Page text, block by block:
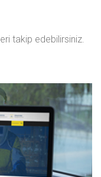
takip edebilirsiniz.